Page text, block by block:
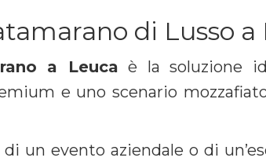
di Lusso
a Leuca è la soluzione
e uno scenario
un evento aziendale o di